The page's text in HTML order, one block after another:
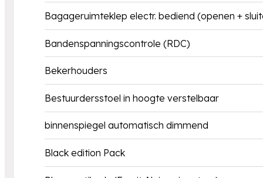
Bagageruimteklep electr. bediend (openen +
Bandenspanningscontrole (RDC)
Bekerhouders
Bestuurdersstoel in hoogte verstelbaar
binnenspiegel automatisch dimmend
Black edition Pack